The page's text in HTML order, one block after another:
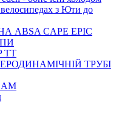
з Юти до
ABSA CAPE EPIC
TT
ТРУБІ